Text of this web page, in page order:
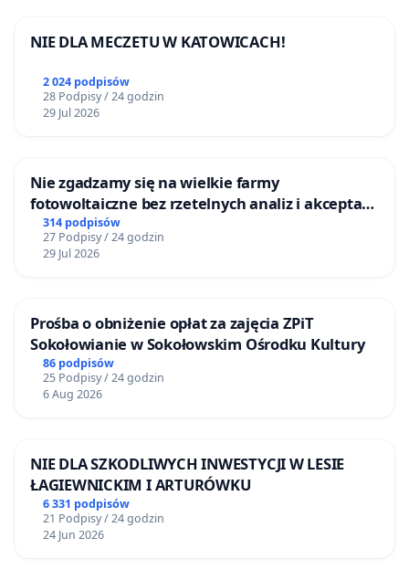
NIE DLA MECZETU W KATOWICACH!
2 024 podpisów
28 Podpisy / 24 godzin
29 Jul 2026
Nie zgadzamy się na wielkie farmy
fotowoltaiczne bez rzetelnych analiz i akceptacji
mieszkańców
314 podpisów
27 Podpisy / 24 godzin
29 Jul 2026
Prośba o obniżenie opłat za zajęcia ZPiT
Sokołowianie w Sokołowskim Ośrodku Kultury
86 podpisów
25 Podpisy / 24 godzin
6 Aug 2026
NIE DLA SZKODLIWYCH INWESTYCJI W LESIE
ŁAGIEWNICKIM I ARTURÓWKU
6 331 podpisów
21 Podpisy / 24 godzin
24 Jun 2026